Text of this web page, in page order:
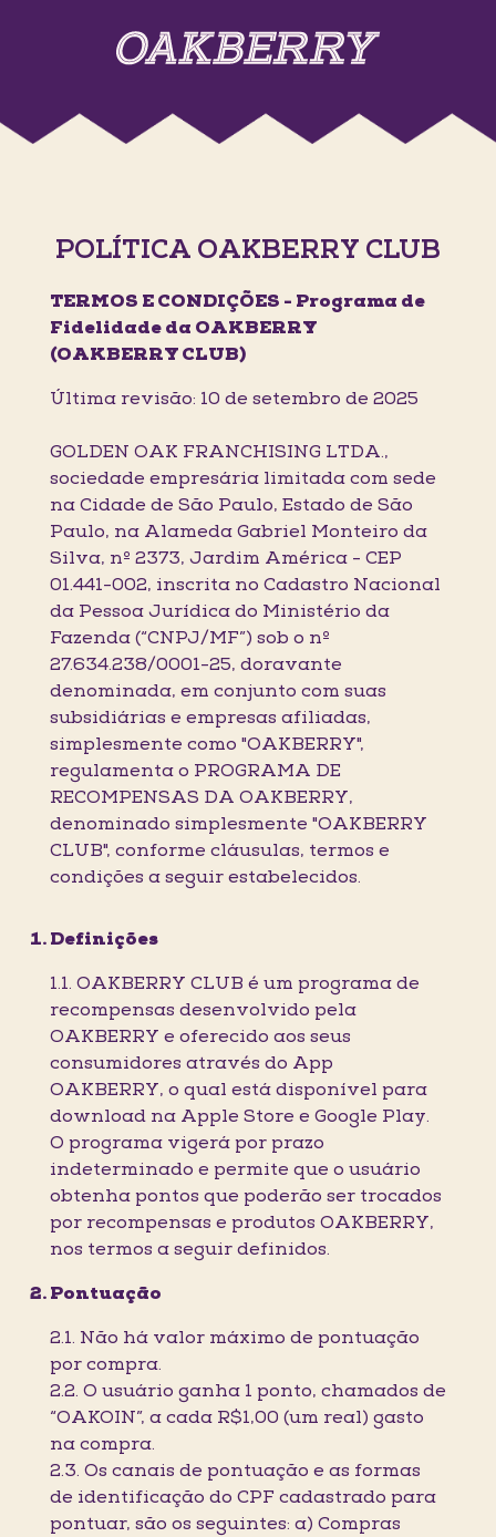
POLÍTICA OAKBERRY CLUB
TERMOS E CONDIÇÕES - Programa de
Fidelidade da OAKBERRY
(OAKBERRY CLUB)
Última revisão: 10 de setembro de 2025
GOLDEN OAK FRANCHISING LTDA.,
sociedade empresária limitada com sede
na Cidade de São Paulo, Estado de São
Paulo, na Alameda Gabriel Monteiro da
Silva, nº 2373, Jardim América - CEP
01.441-002, inscrita no Cadastro Nacional
da Pessoa Jurídica do Ministério da
Fazenda (“CNPJ/MF”) sob o nº
27.634.238/0001-25, doravante
denominada, em conjunto com suas
subsidiárias e empresas afiliadas,
simplesmente como "OAKBERRY",
regulamenta o PROGRAMA DE
RECOMPENSAS DA OAKBERRY,
denominado simplesmente "OAKBERRY
CLUB", conforme cláusulas, termos e
condições a seguir estabelecidos.
Definições
1.1. OAKBERRY CLUB é um programa de
recompensas desenvolvido pela
OAKBERRY e oferecido aos seus
consumidores através do App
OAKBERRY, o qual está disponível para
download na Apple Store e Google Play.
O programa vigerá por prazo
indeterminado e permite que o usuário
obtenha pontos que poderão ser trocados
por recompensas e produtos OAKBERRY,
nos termos a seguir definidos.
Pontuação
2.1. Não há valor máximo de pontuação
por compra.
2.2. O usuário ganha 1 ponto, chamados de
“OAKOIN”, a cada R$1,00 (um real) gasto
na compra.
2.3. Os canais de pontuação e as formas
de identificação do CPF cadastrado para
pontuar, são os seguintes: a) Compras